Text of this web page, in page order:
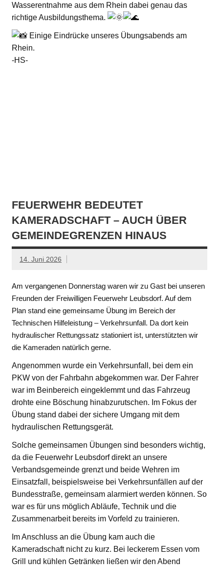
Wasserentnahme aus dem Rhein dabei genau das
richtige Ausbildungsthema.
Einige Eindrücke unseres Übungsabends am
Rhein.
-HS-
FEUERWEHR BEDEUTET
KAMERADSCHAFT – AUCH ÜBER
GEMEINDEGRENZEN HINAUS
14. Juni 2026
Am vergangenen Donnerstag waren wir zu Gast bei unseren
Freunden der Freiwilligen Feuerwehr Leubsdorf. Auf dem
Plan stand eine gemeinsame Übung im Bereich der
Technischen Hilfeleistung – Verkehrsunfall. Da dort kein
hydraulischer Rettungssatz stationiert ist, unterstützten wir
die Kameraden natürlich gerne.
Angenommen wurde ein Verkehrsunfall, bei dem ein
PKW von der Fahrbahn abgekommen war. Der Fahrer
war im Beinbereich eingeklemmt und das Fahrzeug
drohte eine Böschung hinabzurutschen. Im Fokus der
Übung stand dabei der sichere Umgang mit dem
hydraulischen Rettungsgerät.
Solche gemeinsamen Übungen sind besonders wichtig,
da die Feuerwehr Leubsdorf direkt an unsere
Verbandsgemeinde grenzt und beide Wehren im
Einsatzfall, beispielsweise bei Verkehrsunfällen auf der
Bundesstraße, gemeinsam alarmiert werden können. So
war es für uns möglich Abläufe, Technik und die
Zusammenarbeit bereits im Vorfeld zu trainieren.
Im Anschluss an die Übung kam auch die
Kameradschaft nicht zu kurz. Bei leckerem Essen vom
Grill und kühlen Getränken ließen wir den Abend